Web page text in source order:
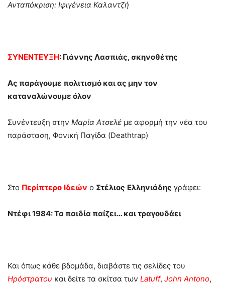
Ανταπόκριση: Ιφιγένεια Καλαντζή
ΣΥΝΕΝΤΕΥΞΗ: Γιάννης Λασπιάς, σκηνοθέτης
Ας παράγουμε πολιτισμό και ας μην τον
καταναλώνουμε όλον
Συνέντευξη στην Μαρία Ατσελέ με αφορμή την νέα του
παράσταση, Φονική Παγίδα (Deathtrap)
Στο Περίπτερο Ιδεών ο Στέλιος Ελληνιάδης γράφει:
Ντέφι 1984: Τα παιδία παίζει… και τραγουδάει
Και όπως κάθε βδομάδα, διαβάστε τις σελίδες του
Ηρόστρατου και δείτε τα σκίτσα των Latuff, John Antono,